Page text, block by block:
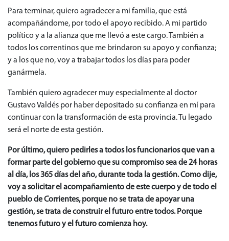
Para terminar, quiero agradecer a mi familia, que está
acompañándome, por todo el apoyo recibido. A mi partido
político y a la alianza que me llevó a este cargo. También a
todos los correntinos que me brindaron su apoyo y confianza;
y a los que no, voy a trabajar todos los días para poder
ganármela.
También quiero agradecer muy especialmente al doctor
Gustavo Valdés por haber depositado su confianza en mí para
continuar con la transformación de esta provincia. Tu legado
será el norte de esta gestión.
Por último, quiero pedirles a todos los funcionarios que van a
formar parte del gobierno que su compromiso sea de 24 horas
al día, los 365 días del año, durante toda la gestión. Como dije,
voy a solicitar el acompañamiento de este cuerpo y de todo el
pueblo de Corrientes, porque no se trata de apoyar una
gestión, se trata de construir el futuro entre todos. Porque
tenemos futuro y el futuro comienza hoy.